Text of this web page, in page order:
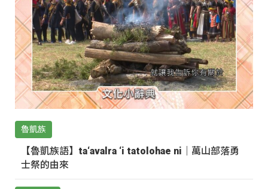
魯凱族
【魯凱族語】ta‘avalra ‘i tatolohae ni｜萬山部落勇
士祭的由來